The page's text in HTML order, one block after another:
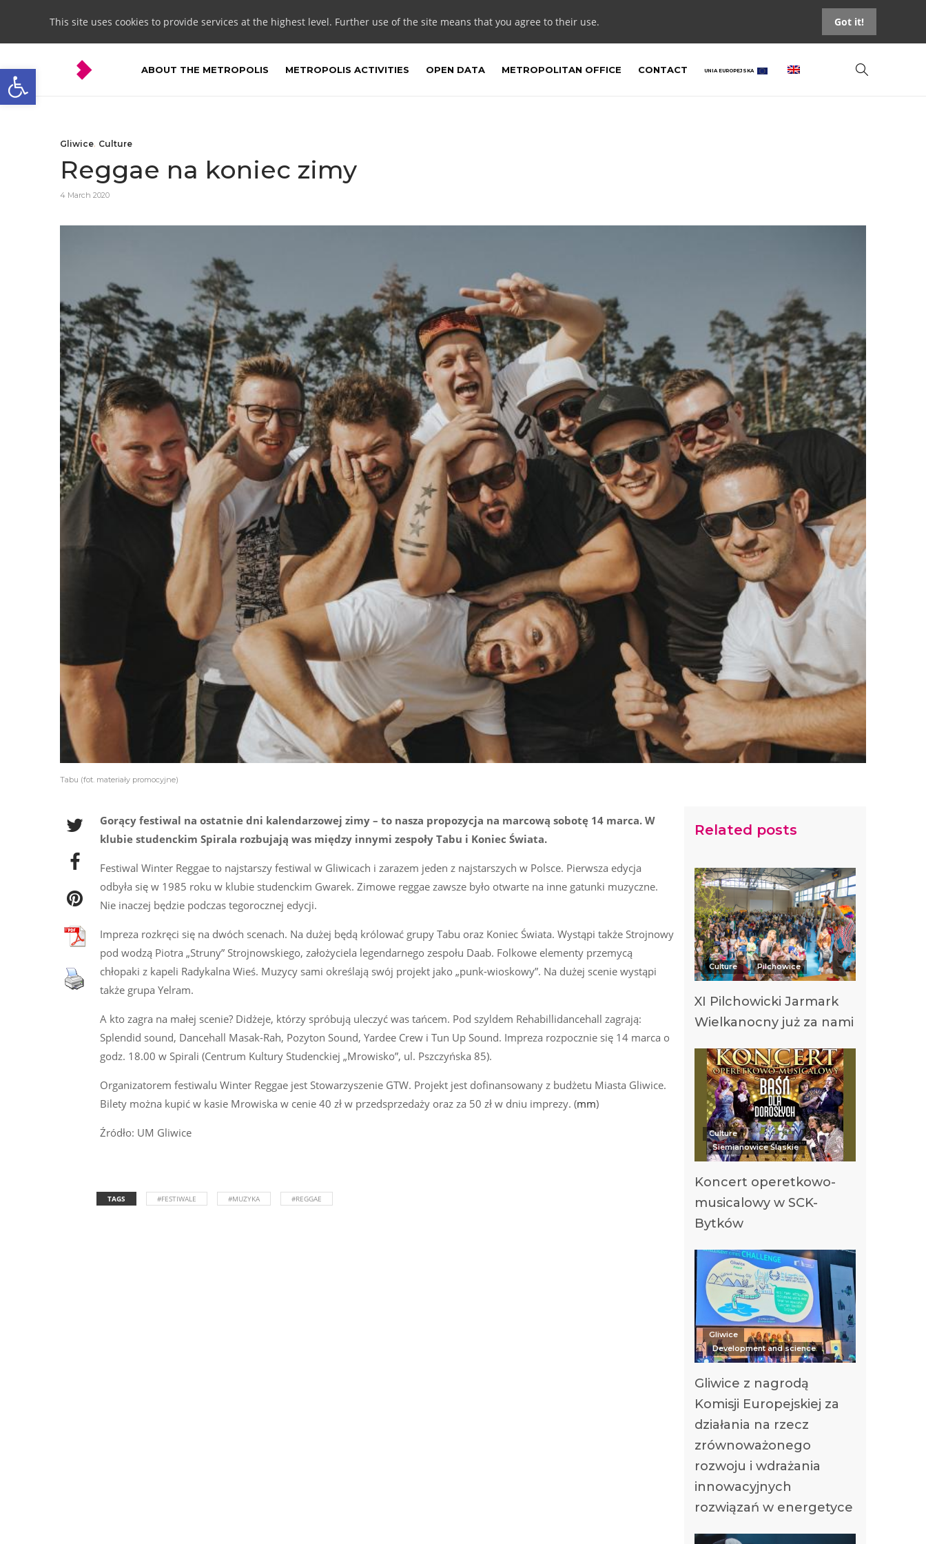
Open toolbar
This site uses cookies to provide services at the highest level. Further use of the site means that you agree to their use. Got it!
ABOUT THE METROPOLIS METROPOLIS ACTIVITIES OPEN DATA METROPOLITAN OFFICE CONTACT UNIA EUROPEJSKA
Gliwice, Culture
Reggae na koniec zimy
4 March 2020
Tabu (fot. materiały promocyjne)
Gorący festiwal na ostatnie dni kalendarzowej zimy – to nasza propozycja na marcową sobotę 14 marca. W
klubie studenckim Spirala rozbujają was między innymi zespoły Tabu i Koniec Świata.
Festiwal Winter Reggae to najstarszy festiwal w Gliwicach i zarazem jeden z najstarszych w Polsce. Pierwsza edycja
odbyła się w 1985 roku w klubie studenckim Gwarek. Zimowe reggae zawsze było otwarte na inne gatunki muzyczne.
Nie inaczej będzie podczas tegorocznej edycji.
Impreza rozkręci się na dwóch scenach. Na dużej będą królować grupy Tabu oraz Koniec Świata. Wystąpi także Strojnowy
pod wodzą Piotra „Struny” Strojnowskiego, założyciela legendarnego zespołu Daab. Folkowe elementy przemycą
chłopaki z kapeli Radykalna Wieś. Muzycy sami określają swój projekt jako „punk-wioskowy”. Na dużej scenie wystąpi
także grupa Yelram.
A kto zagra na małej scenie? Didżeje, którzy spróbują uleczyć was tańcem. Pod szyldem Rehabillidancehall zagrają:
Splendid sound, Dancehall Masak-Rah, Pozyton Sound, Yardee Crew i Tun Up Sound. Impreza rozpocznie się 14 marca o
godz. 18.00 w Spirali (Centrum Kultury Studenckiej „Mrowisko”, ul. Pszczyńska 85).
Organizatorem festiwalu Winter Reggae jest Stowarzyszenie GTW. Projekt jest dofinansowany z budżetu Miasta Gliwice.
Bilety można kupić w kasie Mrowiska w cenie 40 zł w przedsprzedaży oraz za 50 zł w dniu imprezy. (mm)
Źródło: UM Gliwice
TAGS #FESTIWALE #MUZYKA #REGGAE
Related posts
Culture Pilchowice
XI Pilchowicki Jarmark
Wielkanocny już za nami
Culture
Siemianowice Śląskie
Koncert operetkowo-
musicalowy w SCK-
Bytków
Gliwice
Development and science
Gliwice z nagrodą
Komisji Europejskiej za
działania na rzecz
zrównoważonego
rozwoju i wdrażania
innowacyjnych
rozwiązań w energetyce